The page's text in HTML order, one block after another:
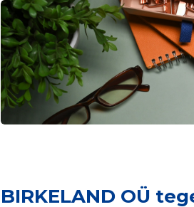
BIRKELAND OÜ
Sinu